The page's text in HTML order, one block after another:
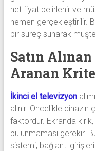
net fiyat belirlenir ve
hemen gerçekleştirilir.
bir süreç sunarak
Satın
Aranan
İkinci el televizyon
alınır. Öncelikle
faktördür. Ekranda
bulunmaması gerekir.
sistemi, bağlantı